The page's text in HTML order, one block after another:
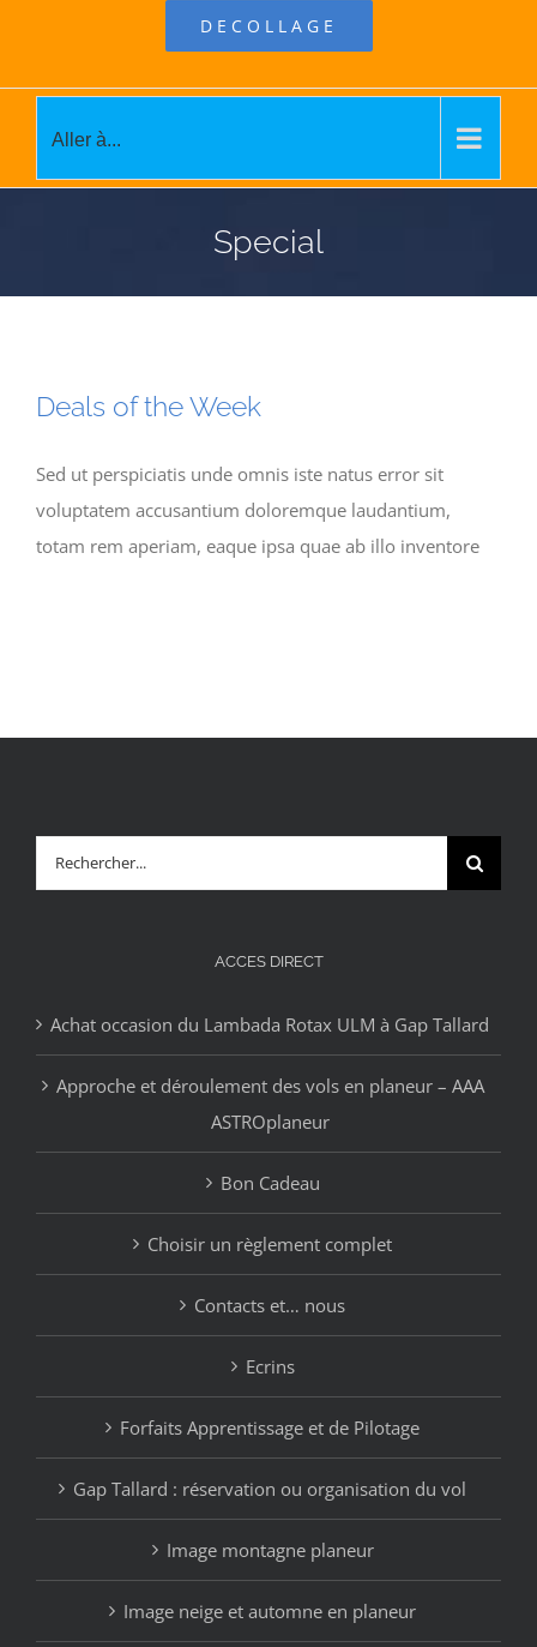
DECOLLAGE
Aller à...
Special
Deals of the Week
Sed ut perspiciatis unde omnis iste natus error sit
voluptatem accusantium doloremque laudantium,
totam rem aperiam, eaque ipsa quae ab illo inventore
Rechercher:
ACCES DIRECT
Achat occasion du Lambada Rotax ULM à Gap Tallard
Approche et déroulement des vols en planeur – AAA
ASTROplaneur
Bon Cadeau
Choisir un règlement complet
Contacts et… nous
Ecrins
Forfaits Apprentissage et de Pilotage
Gap Tallard : réservation ou organisation du vol
Image montagne planeur
Image neige et automne en planeur